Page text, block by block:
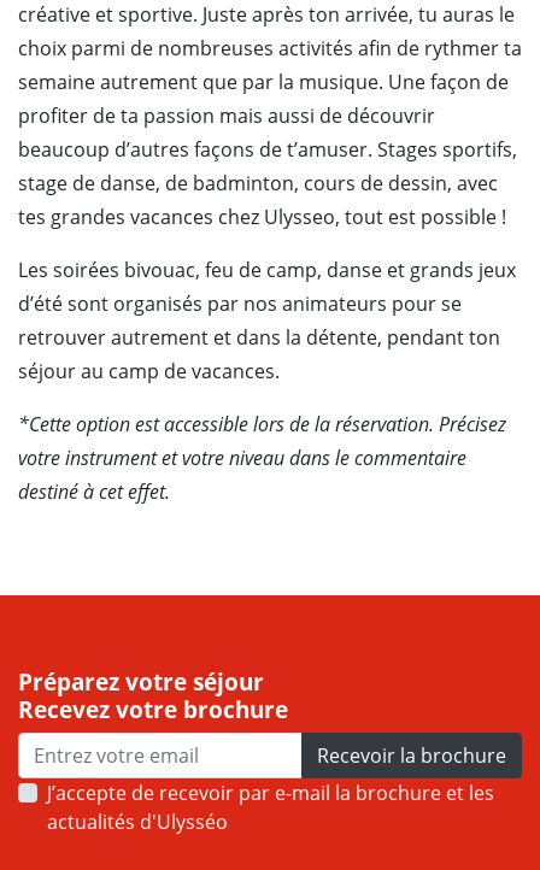
créative et sportive. Juste après ton arrivée, tu auras le
choix parmi de nombreuses activités afin de rythmer ta
semaine autrement que par la musique. Une façon de
profiter de ta passion mais aussi de découvrir
beaucoup d’autres façons de t’amuser. Stages sportifs,
stage de danse, de badminton, cours de dessin, avec
tes grandes vacances chez Ulysseo, tout est possible !
Les soirées bivouac, feu de camp, danse et grands jeux
d’été sont organisés par nos animateurs pour se
retrouver autrement et dans la détente, pendant ton
séjour au camp de vacances.
*Cette option est accessible lors de la réservation. Précisez
votre instrument et votre niveau dans le commentaire
destiné à cet effet.
Préparez votre séjour
Recevez votre brochure
Recevoir la brochure
J’accepte de recevoir par e-mail la brochure et les
actualités d'Ulysséo